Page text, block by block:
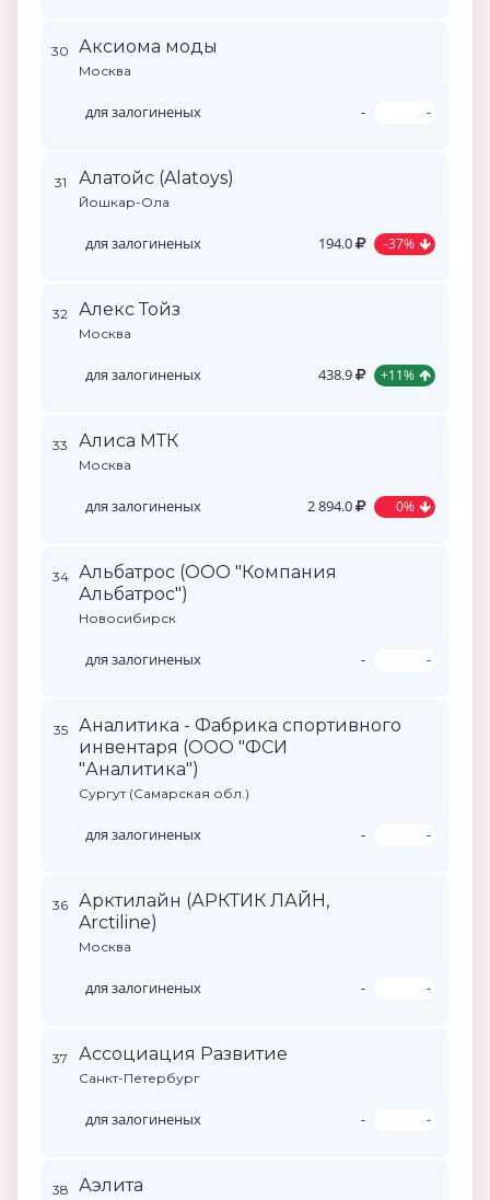
30 Аксиома моды
Москва
для залогиненых - -
31 Алатойс (Alatoys)
Йошкар-Ола
для залогиненых 194.0 -37%
32 Алекс Тойз
Москва
для залогиненых 438.9 +11%
33 Алиса МТК
Москва
для залогиненых 2 894.0 0%
34
Альбатрос (ООО "Компания
Альбатрос")
Новосибирск
для залогиненых - -
35
Аналитика - Фабрика спортивного
инвентаря (ООО "ФСИ
"Аналитика")
Сургут (Самарская обл.)
для залогиненых - -
36
Арктилайн (АРКТИК ЛАЙН,
Arctiline)
Москва
для залогиненых - -
37 Ассоциация Развитие
Санкт-Петербург
для залогиненых - -
38 Аэлита